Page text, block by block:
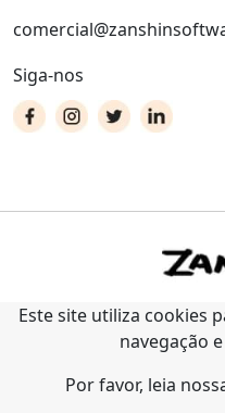
Siga-nos
Este site utiliza cookies
navegação
Por favor, leia